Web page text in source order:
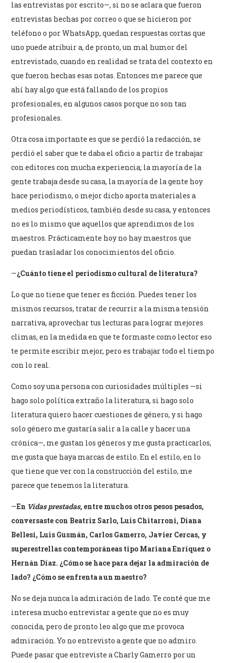
las entrevistas por escrito—, si no se aclara que fueron
entrevistas hechas por correo o que se hicieron por
teléfono o por WhatsApp, quedan respuestas cortas que
uno puede atribuir a, de pronto, un mal humor del
entrevistado, cuando en realidad se trata del contexto en
que fueron hechas esas notas. Entonces me parece que
ahí hay algo que está fallando de los propios
profesionales, en algunos casos porque no son tan
profesionales.
Otra cosa importante es que se perdió la redacción, se
perdió el saber que te daba el oficio a partir de trabajar
con editores con mucha experiencia; la mayoría de la
gente trabaja desde su casa, la mayoría de la gente hoy
hace periodismo, o mejor dicho aporta materiales a
medios periodísticos, también desde su casa, y entonces
no es lo mismo que aquellos que aprendimos de los
maestros. Prácticamente hoy no hay maestros que
puedan trasladar los conocimientos del oficio.
—¿Cuánto tiene el periodismo cultural de literatura?
Lo que no tiene que tener es ficción. Puedes tener los
mismos recursos, tratar de recurrir a la misma tensión
narrativa, aprovechar tus lecturas para lograr mejores
climas, en la medida en que te formaste como lector eso
te permite escribir mejor, pero es trabajar todo el tiempo
con lo real.
Como soy una persona con curiosidades múltiples —si
hago solo política extraño la literatura, si hago solo
literatura quiero hacer cuestiones de género, y si hago
solo género me gustaría salir a la calle y hacer una
crónica—, me gustan los géneros y me gusta practicarlos,
me gusta que haya marcas de estilo. En el estilo, en lo
que tiene que ver con la construcción del estilo, me
parece que tenemos la literatura.
—En Vidas prestadas, entre muchos otros pesos pesados,
conversaste con Beatriz Sarlo, Luis Chitarroni, Diana
Bellesi, Luis Gusmán, Carlos Gamerro, Javier Cercas, y
superestrellas contemporáneas tipo Mariana Enríquez o
Hernán Díaz. ¿Cómo se hace para dejar la admiración de
lado? ¿Cómo se enfrenta a un maestro?
No se deja nunca la admiración de lado. Te conté que me
interesa mucho entrevistar a gente que no es muy
conocida, pero de pronto leo algo que me provoca
admiración. Yo no entrevisto a gente que no admiro.
Puede pasar que entreviste a Charly Gamerro por un